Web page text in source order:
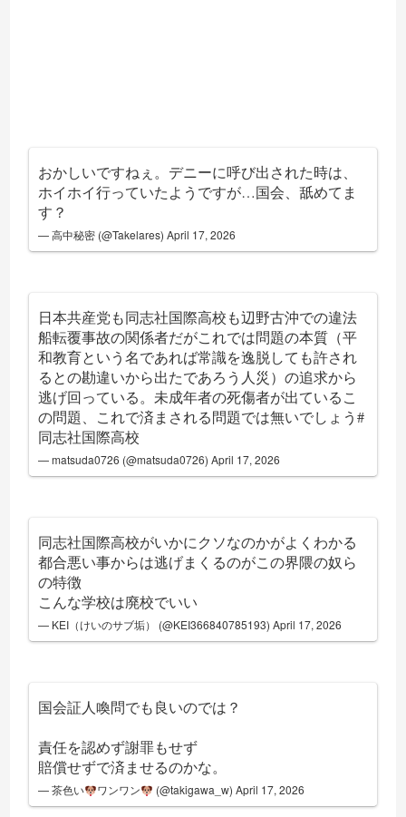
おかしいですねぇ。デニーに呼び出された時は、
ホイホイ行っていたようですが…国会、舐めてま
す？
— 高中秘密 (@Takelares)April 17, 2026
日本共産党も同志社国際高校も辺野古沖での違法
船転覆事故の関係者だがこれでは問題の本質（平
和教育という名であれば常識を逸脱しても許され
るとの勘違いから出たであろう人災）の追求から
逃げ回っている。未成年者の死傷者が出ているこ
の問題、これで済まされる問題では無いでしょう#
同志社国際高校
— matsuda0726 (@matsuda0726)April 17, 2026
同志社国際高校がいかにクソなのかがよくわかる
都合悪い事からは逃げまくるのがこの界隈の奴ら
の特徴
こんな学校は廃校でいい
— KEI（けいのサブ垢） (@KEI366840785193)April 17, 2026
国会証人喚問でも良いのでは？
責任を認めず謝罪もせず
賠償せずで済ませるのかな。
— 茶色い ワンワン (@takigawa_w) April 17, 2026